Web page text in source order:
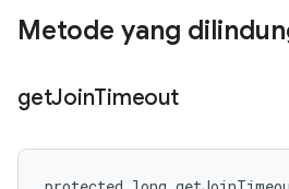
Metode yang
getJoinTimeout